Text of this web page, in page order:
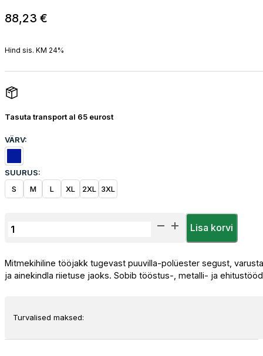
88,23 €
Hind sis. KM 24%
Tasuta transport al 65 eurost
VÄRV:
SUURUS:
S
M L XL 2XL 3XL
Sara
PRO
5-
tööjakk
Lisa korvi
Mitmekihiline tööjakk tugevast puuvilla-polüester segust,
ja ainekindla riietuse jaoks. Sobib tööstus-, metalli- ja
Turvalised maksed: